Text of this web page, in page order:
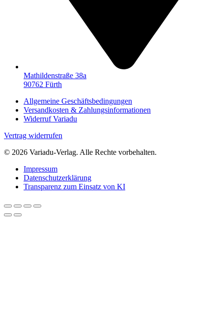
Mathildenstraße 38a
90762 Fürth
Allgemeine Geschäftsbedingungen
Versandkosten & Zahlungsinformationen
Widerruf Variadu
Vertrag widerrufen
© 2026 Variadu-Verlag. Alle Rechte vorbehalten.
Impressum
Datenschutzerklärung
Transparenz zum Einsatz von KI